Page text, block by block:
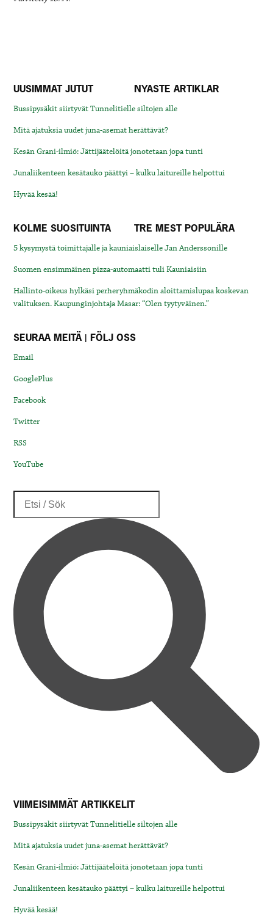
UUSIMMAT JUTUT NYASTE ARTIKLAR
Bussipysäkit siirtyvät Tunnelitielle siltojen alle
Mitä ajatuksia uudet juna-asemat herättävät?
Kesän Grani-ilmiö: Jättijäätelöitä jonotetaan jopa tunti
Junaliikenteen kesätauko päättyi – kulku laitureille helpottui
Hyvää kesää!
KOLME SUOSITUINTA TRE MEST POPULÄRA
5 kysymystä toimittajalle ja kauniaislaiselle Jan Anderssonille
Suomen ensimmäinen pizza-automaatti tuli Kauniaisiin
Hallinto-oikeus hylkäsi perheryhmäkodin aloittamislupaa koskevan
valituksen. Kaupunginjohtaja Masar: “Olen tyytyväinen.”
SEURAA MEITÄ | FÖLJ OSS
Email
GooglePlus
Facebook
Twitter
RSS
YouTube
VIIMEISIMMÄT ARTIKKELIT
Bussipysäkit siirtyvät Tunnelitielle siltojen alle
Mitä ajatuksia uudet juna-asemat herättävät?
Kesän Grani-ilmiö: Jättijäätelöitä jonotetaan jopa tunti
Junaliikenteen kesätauko päättyi – kulku laitureille helpottui
Hyvää kesää!